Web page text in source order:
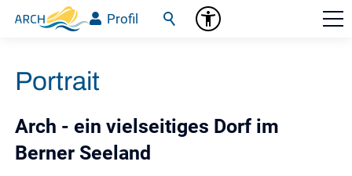
Profil
Portrait
Arch - ein vielseitiges Dorf im
Berner Seeland